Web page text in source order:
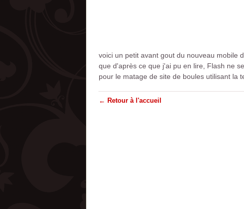
voici un petit avant gout du nouveau mobile
que d'après ce que j'ai pu en lire, Flash ne
pour le matage de site de boules utilisant la
← Retour à l'accueil